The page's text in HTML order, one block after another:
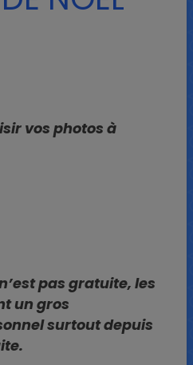
vos photos à
pas gratuite, les
un gros
surtout depuis